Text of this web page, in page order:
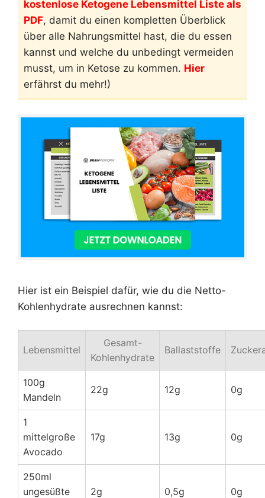
kostenlose Ketogene Lebensmittel Liste als
PDF, damit du einen kompletten Überblick
über alle Nahrungsmittel hast, die du essen
kannst und welche du unbedingt vermeiden
musst, um in Ketose zu kommen. Hier
erfährst du mehr!)
Hier ist ein Beispiel dafür, wie du die Netto-
Kohlenhydrate ausrechnen kannst:
Lebensmittel
Gesamt-
Kohlenhydrate
Ballaststoffe
100g
Mandeln
22g 12g 0g
1
mittelgroße
Avocado
17g 13g 0g
250ml
ungesüßte
2g 0,5g 0g